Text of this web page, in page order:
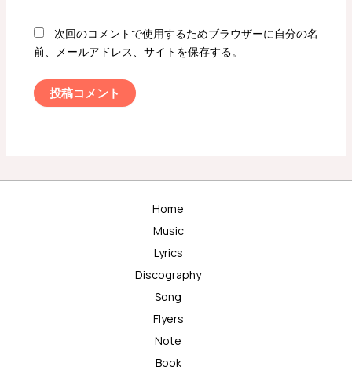
次回のコメントで使用するためブラウザーに自分の名
前、メールアドレス、サイトを保存する。
Home
Music
Lyrics
Discography
Song
Flyers
Note
Book